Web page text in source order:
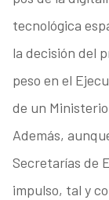
tecnológica
la decisión del
peso en el
de un
Además,
Secretarías de
impulso, tal y